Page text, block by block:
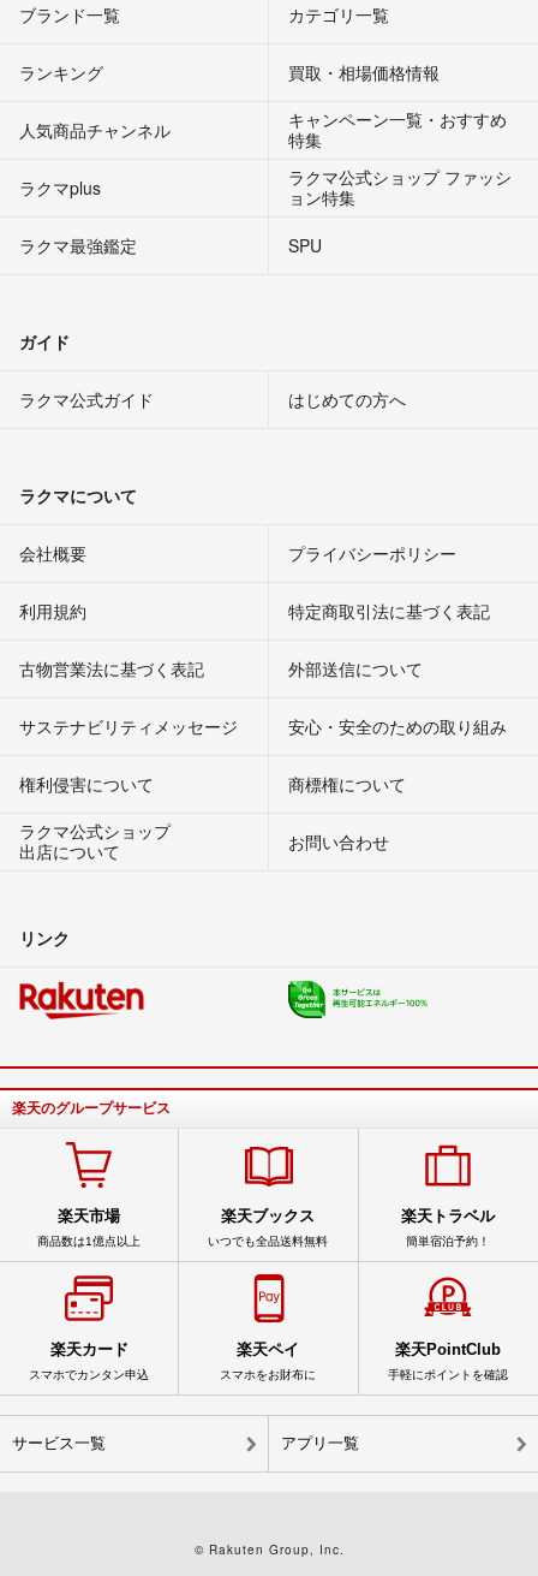
ブランド一覧 カテゴリ一覧
ランキング 買取・相場価格情報
人気商品チャンネル
キャンペーン一覧・おすすめ
特集
ラクマplus
ラクマ公式ショップ ファッシ
ョン特集
ラクマ最強鑑定
SPU
ガイド
ラクマ公式ガイド はじめての方へ
ラクマについて
会社概要 プライバシーポリシー
利用規約 特定商取引法に基づく表記
古物営業法に基づく表記 外部送信について
サステナビリティメッセージ 安心・安全のための取り組み
権利侵害について
商標権について
ラクマ公式ショップ
出店について
お問い合わせ
リンク
楽天のグループサービス
楽天市場
商品数は1億点以上
楽天ブックス
いつでも全品送料無料
楽天トラベル
簡単宿泊予約！
楽天カード
スマホでカンタン申込
楽天ペイ
スマホをお財布に
楽天PointClub
手軽にポイントを確認
サービス一覧 アプリ一覧
© Rakuten Group, Inc.